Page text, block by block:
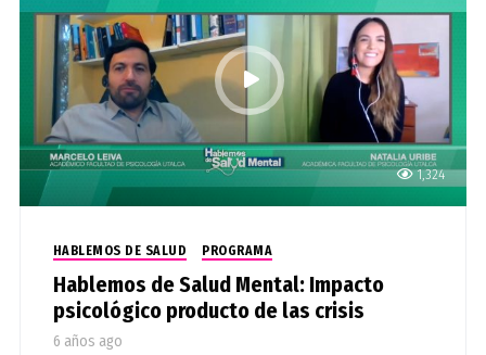
1,324
HABLEMOS DE SALUD PROGRAMA
Hablemos de Salud Mental: Impacto
psicológico producto de las crisis
6 años ago